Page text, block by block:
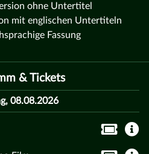
ohne Untertitel
mit englischen Untertiteln
Fassung
& Tickets
08.08.2026